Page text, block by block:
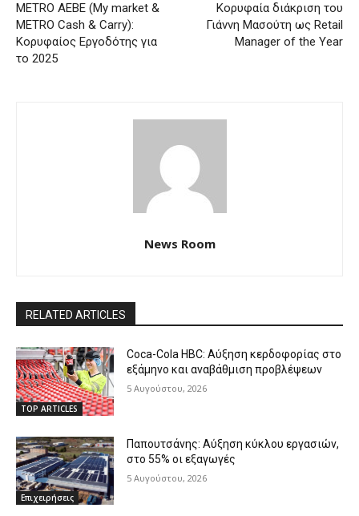
METRO AEBE (My market &
METRO Cash & Carry):
Κορυφαίος Εργοδότης για
το 2025
Κορυφαία διάκριση του
Γιάννη Μασούτη ως Retail
Manager of the Year
News Room
RELATED ARTICLES
TOP ARTICLES
Coca-Cola HBC: Αύξηση κερδοφορίας στο
εξάμηνο και αναβάθμιση προβλέψεων
5 Αυγούστου, 2026
Επιχειρήσεις
Παπουτσάνης: Αύξηση κύκλου εργασιών,
στο 55% οι εξαγωγές
5 Αυγούστου, 2026